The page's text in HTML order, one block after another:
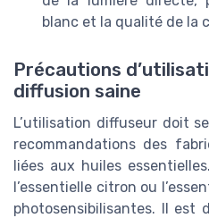
blanc et la qualité de la
Précautions
diffusion saine
L’utilisation diffuseur doit
recommandations des
liées aux huiles
l’essentielle citron ou
photosensibilisantes. Il est